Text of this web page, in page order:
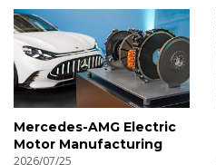
Mercedes-AMG Electric
Motor Manufacturing
2026/07/25